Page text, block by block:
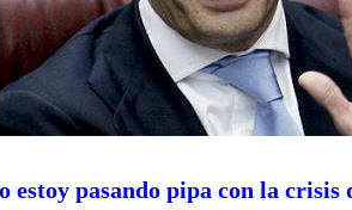
estoy pasando pipa con la crisis